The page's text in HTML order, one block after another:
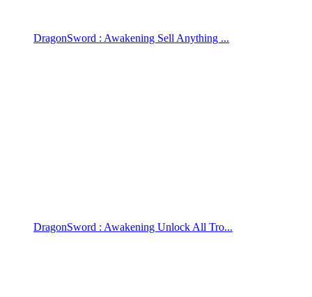
DragonSword : Awakening Sell Anything ...
DragonSword : Awakening Unlock All Tro...